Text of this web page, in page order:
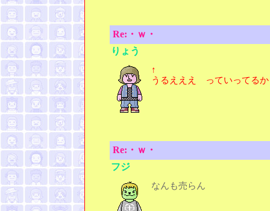
Re:・ｗ・
りょう
↑
うるえええ っていってるか
Re:・ｗ・
フジ
なんも売らん